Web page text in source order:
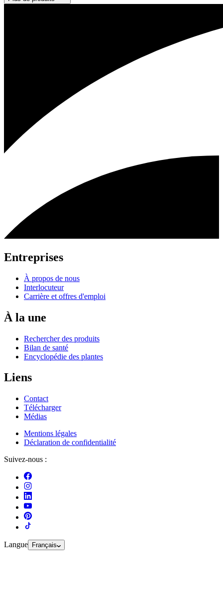
Entreprises
À propos de nous
Interlocuteur
Carrière et offres d'emploi
À la une
Rechercher des produits
Bilan de santé
Encyclopédie des plantes
Liens
Contact
Télécharger
Médias
Mentions légales
Déclaration de confidentialité
Suivez-nous :
Langue Français